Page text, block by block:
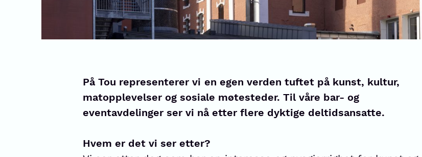
På Tou representerer vi en egen verden tuftet på kunst, kultur,
matopplevelser og sosiale møtesteder. Til våre bar- og
eventavdelinger ser vi nå etter flere dyktige deltidsansatte.
Hvem er det vi ser etter?